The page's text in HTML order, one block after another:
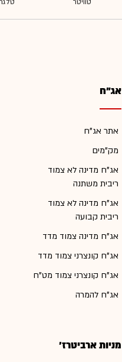
אג"ח
אתר אג"ח
מק"מים
אג"ח מדינה לא צמוד
ריבית משתנה
אג"ח מדינה לא צמוד
ריבית קבועה
אג"ח מדינה צמוד מדד
אג"ח קונצרני צמוד מדד
אג"ח קונצרני צמוד מט"ח
אג"ח להמרה
מניות ארביטרז'